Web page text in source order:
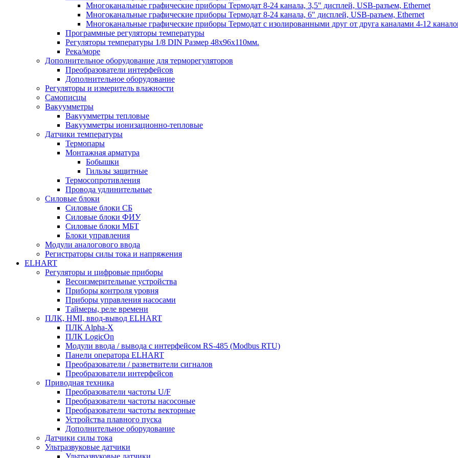
Многоканальные графические приборы Термодат 8-24 канала, 3,5" дисплей, USB-разъем, Ethernet
Многоканальные графические приборы Термодат 8-24 канала, 6" дисплей, USB-разъем, Ethernet
Многоканальные графические приборы Термодат с изолированными друг от друга каналами 4-12
Программные регуляторы температуры
Регуляторы температуры 1/8 DIN Размер 48х96х110мм.
Река/море
Дополнительное оборудование для терморегуляторов
Преобразователи интерфейсов
Дополнительное оборудование
Регуляторы и измеритель влажности
Самописцы
Вакуумметры
Вакуумметры тепловые
Вакуумметры ионизационно-тепловые
Датчики температуры
Термопары
Монтажная арматура
Бобышки
Гильзы защитные
Термосопротивления
Провода удлинительные
Силовые блоки
Силовые блоки СБ
Силовые блоки ФИУ
Силовые блоки МБТ
Блоки управления
Модули аналогового ввода
Регистраторы силы тока и напряжения
ELHART
Регуляторы и цифровые приборы
Весоизмерительные устройства
Приборы контроля уровня
Приборы управления насосами
Таймеры, реле времени
ПЛК, HMI, ввод-вывод ELHART
ПЛК Alpha-X
ПЛК LogicOn
Модули ввода / вывода с интерфейсом RS-485 (Modbus RTU)
Панели оператора ELHART
Преобразователи / разветвители сигналов
Преобразователи интерфейсов
Приводная техника
Преобразователи частоты U/F
Преобразователи частоты насосоные
Преобразователи частоты векторные
Устройства плавного пуска
Дополнительное оборудование
Датчики силы тока
Ультразвуковые датчики
Ультразвуковые датчики